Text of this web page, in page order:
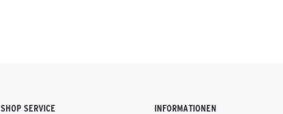
SHOP SERVICE INFORMATIONEN